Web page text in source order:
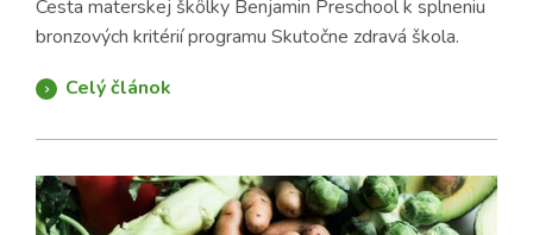
Cesta materskej škôlky Benjamin Preschool k splneniu
bronzových kritérií programu Skutočne zdravá škola.
Celý článok